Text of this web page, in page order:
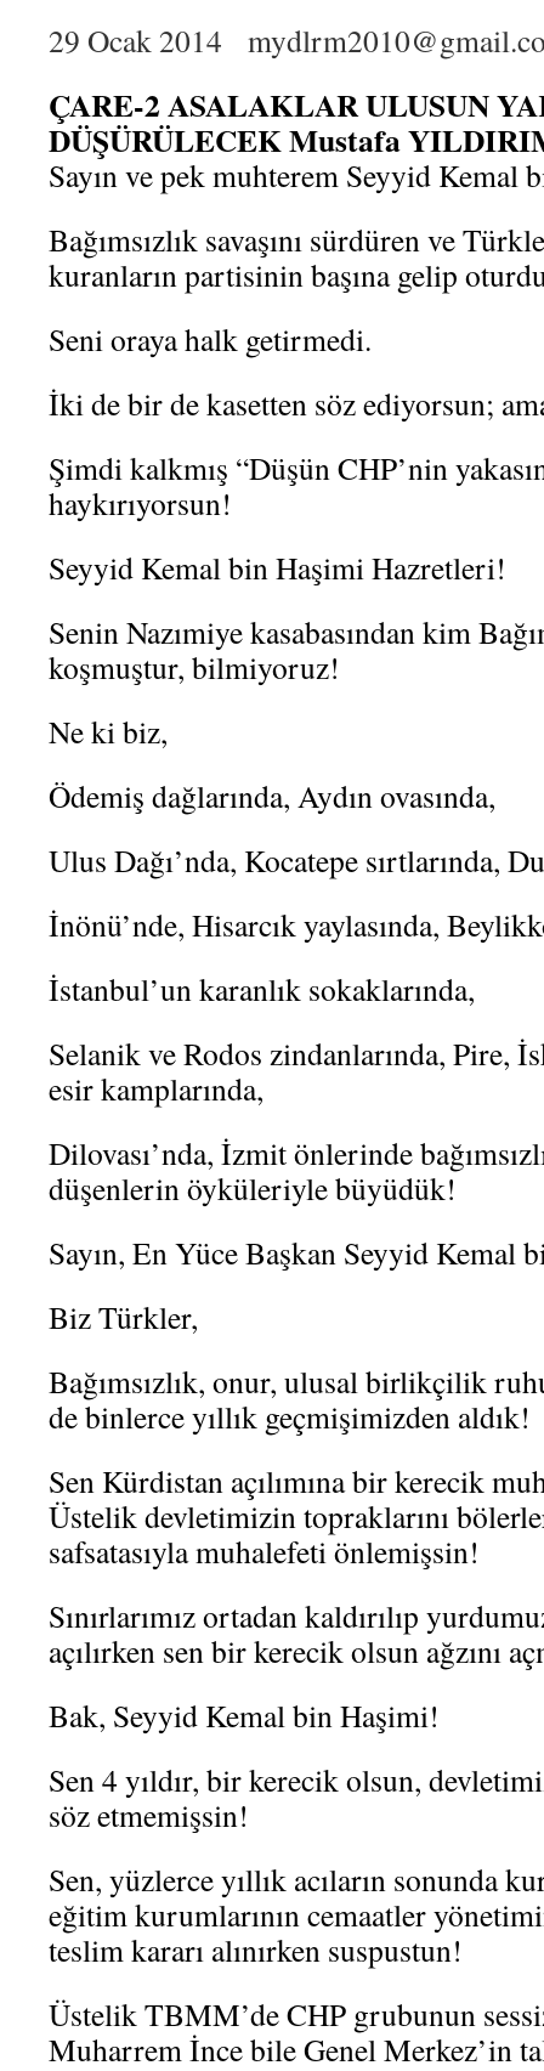
29 Ocak 2014
ÇARE-2 ASALAKLAR ULUSUN
DÜŞÜRÜLECEK Mustafa
Sayın ve pek muhterem Seyyid Kemal
Bağımsızlık savaşını sürdüren ve
kuranların partisinin başına gelip
Seni oraya halk getirmedi.
İki de bir de kasetten söz ediyorsun;
Şimdi kalkmış “Düşün CHP’nin
haykırıyorsun!
Seyyid Kemal bin Haşimi Hazretleri!
Senin Nazımiye kasabasından kim
koşmuştur, bilmiyoruz!
Ne ki biz,
Ödemiş dağlarında, Aydın ovasında,
Ulus Dağı’nda, Kocatepe sırtlarında,
İnönü’nde, Hisarcık yaylasında,
İstanbul’un karanlık sokaklarında,
Selanik ve Rodos zindanlarında, Pire,
esir kamplarında,
Dilovası’nda, İzmit önlerinde
düşenlerin öyküleriyle büyüdük!
Sayın, En Yüce Başkan Seyyid Kemal
Biz Türkler,
Bağımsızlık, onur, ulusal birlikçilik
de binlerce yıllık geçmişimizden aldık!
Sen Kürdistan açılımına bir kerecik
Üstelik devletimizin topraklarını
safsatasıyla muhalefeti önlemişsin!
Sınırlarımız ortadan kaldırılıp
açılırken sen bir kerecik olsun ağzını
Bak, Seyyid Kemal bin Haşimi!
Sen 4 yıldır, bir kerecik olsun,
söz etmemişsin!
Sen, yüzlerce yıllık acıların sonunda
eğitim kurumlarının cemaatler
teslim kararı alınırken suspustun!
Üstelik TBMM’de CHP grubunun
Muharrem İnce bile Genel Merkez’in